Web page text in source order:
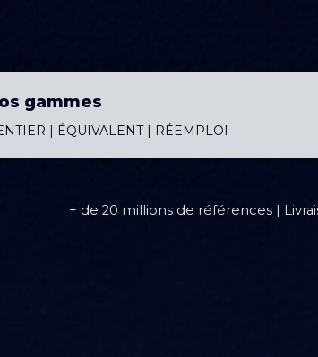
gammes
| ÉQUIVALENT | RÉEMPLOI
+ de 20 millions de références |